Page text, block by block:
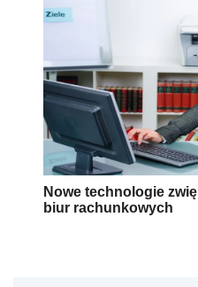
Nowe technologie
biur rachunkowych